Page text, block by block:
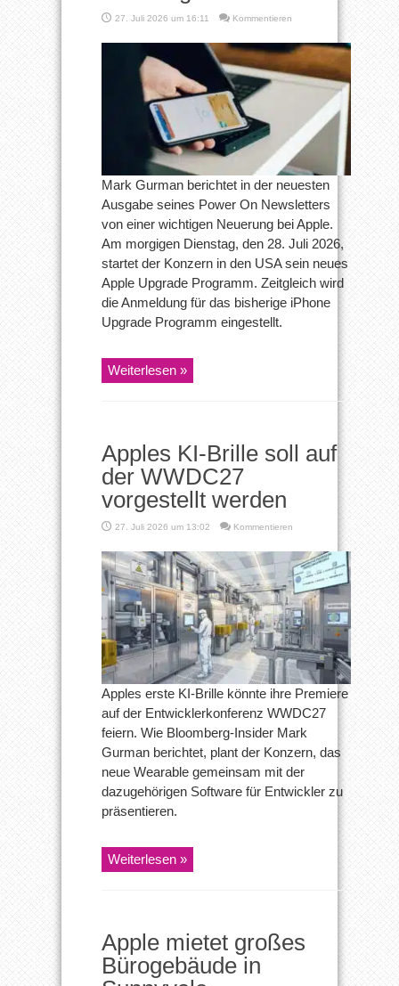
27. Juli 2026 um 16:11 Kommentieren
Mark Gurman berichtet in der neuesten
Ausgabe seines Power On Newsletters
von einer wichtigen Neuerung bei Apple.
Am morgigen Dienstag, den 28. Juli 2026,
startet der Konzern in den USA sein neues
Apple Upgrade Programm. Zeitgleich wird
die Anmeldung für das bisherige iPhone
Upgrade Programm eingestellt.
Weiterlesen »
Apples KI-Brille soll auf
der WWDC27
vorgestellt werden
27. Juli 2026 um 13:02 Kommentieren
Apples erste KI-Brille könnte ihre Premiere
auf der Entwicklerkonferenz WWDC27
feiern. Wie Bloomberg-Insider Mark
Gurman berichtet, plant der Konzern, das
neue Wearable gemeinsam mit der
dazugehörigen Software für Entwickler zu
präsentieren.
Weiterlesen »
Apple mietet großes
Bürogebäude in